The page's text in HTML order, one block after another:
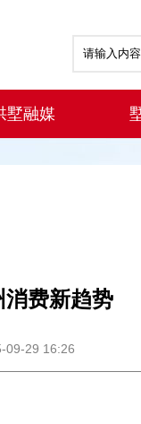
墅融媒
消费新趋势
09-29 16:26